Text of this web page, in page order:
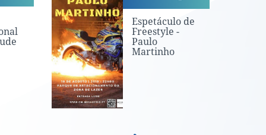
Espetáculo de
Freestyle -
Paulo
Martinho